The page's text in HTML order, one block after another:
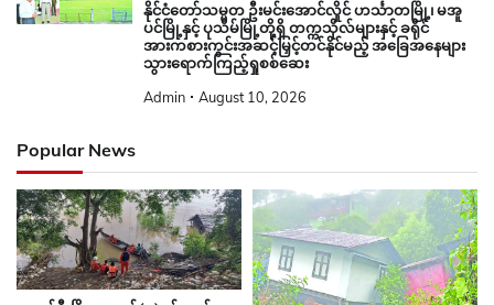
နိုင်ငံတော်သမ္မတ ဦးမင်းအောင်လှိုင် ဟင်္သာတမြို့၊ မအူ
ပင်မြို့နှင့် ပုသိမ်မြို့တို့ရှိ တက္ကသိုလ်များနှင့် ခရိုင်
အားကစားကွင်းအဆင့်မြှင့်တင်နိုင်မည့် အခြေအနေများ
သွားရောက်ကြည့်ရှုစစ်ဆေး
Admin August 10, 2026
Popular News